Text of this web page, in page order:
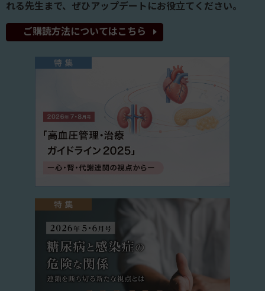
れる先生まで、ぜひアップデートにお役立てください。
ご購読方法についてはこちら